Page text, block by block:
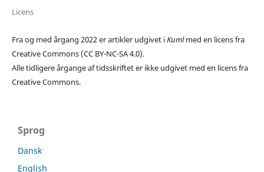
Licens
Fra og med årgang 2022 er artikler udgivet iKumlmed en licens fra
Creative Commons (CC BY-NC-SA 4.0).
Alle tidligere årgange af tidsskriftet er ikke udgivet med en licens fra
Creative Commons.
Sprog
Dansk
English